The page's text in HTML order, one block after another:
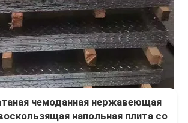
чемоданная нержавеющая
напольная плита со